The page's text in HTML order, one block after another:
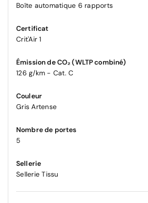
Boîte automatique 6 rapports
Certificat
Crit'Air 1
Émission de CO₂ (WLTP combiné)
126 g/km - Cat. C
Couleur
Gris Artense
Nombre de portes
5
Sellerie
Sellerie Tissu